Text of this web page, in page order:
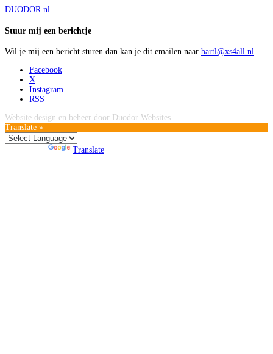
DUODOR.nl
Stuur mij een berichtje
Wil je mij een bericht sturen dan kan je dit emailen naar bartl@xs4all.nl
Facebook
X
Instagram
RSS
Website design en beheer door Duodor Websites
Translate »
Translate